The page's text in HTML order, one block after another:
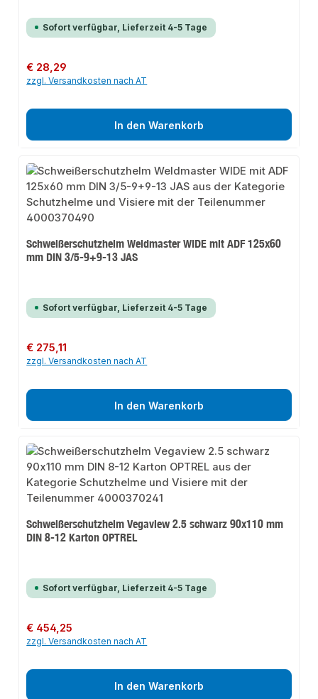
Sofort verfügbar, Lieferzeit 4-5 Tage
Regulärer Preis:
€ 28,29
zzgl. Versandkosten nach AT
In den Warenkorb
Schweißerschutzhelm Weldmaster WIDE mit ADF 125x60
mm DIN 3/5-9+9-13 JAS
Sofort verfügbar, Lieferzeit 4-5 Tage
Regulärer Preis:
€ 275,11
zzgl. Versandkosten nach AT
In den Warenkorb
Schweißerschutzhelm Vegaview 2.5 schwarz 90x110 mm
DIN 8-12 Karton OPTREL
Sofort verfügbar, Lieferzeit 4-5 Tage
Regulärer Preis:
€ 454,25
zzgl. Versandkosten nach AT
In den Warenkorb